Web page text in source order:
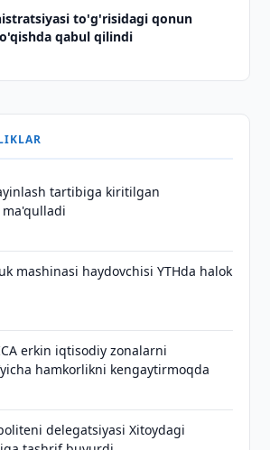
to'g'risidagi qonun
qabul qilindi
tartibiga kiritilgan
mashinasi haydovchisi YTHda halok
erkin iqtisodiy zonalarni
hamkorlikni kengaytirmoqda
delegatsiyasi Xitoydagi